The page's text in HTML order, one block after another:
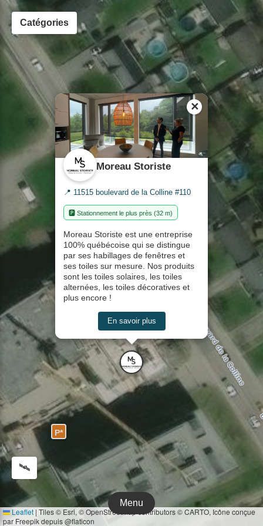
P*
✕
Moreau Storiste
📍 11515 boulevard de la Colline #110
🅿️ Stationnement le plus près (32 m)
Moreau Storiste est une entreprise
100% québécoise qui se distingue
par ses habillages de fenêtres et
ses toiles sur mesure. Nos produits
sont les toiles solaires, les toiles
alternées, les toiles décoratives et
plus encore !
En savoir plus
Leaflet | Tiles © Esri, © OpenStreetMap contributors © CARTO, Icône conçue
par Freepik depuis @flaticon
🛰️
Catégories
Menu